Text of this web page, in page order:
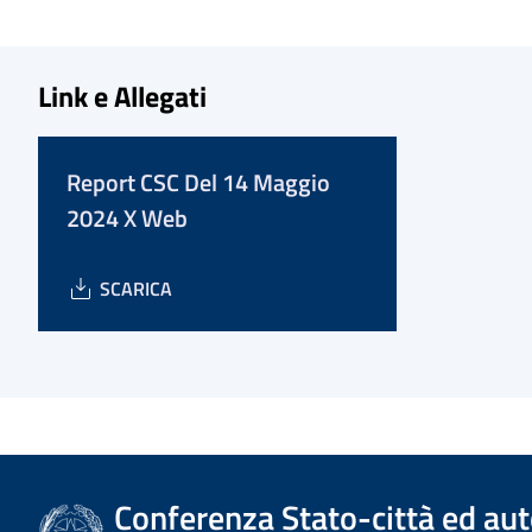
Link e Allegati
Report CSC Del 14 Maggio
2024 X Web
SCARICA
Conferenza Stato-città ed